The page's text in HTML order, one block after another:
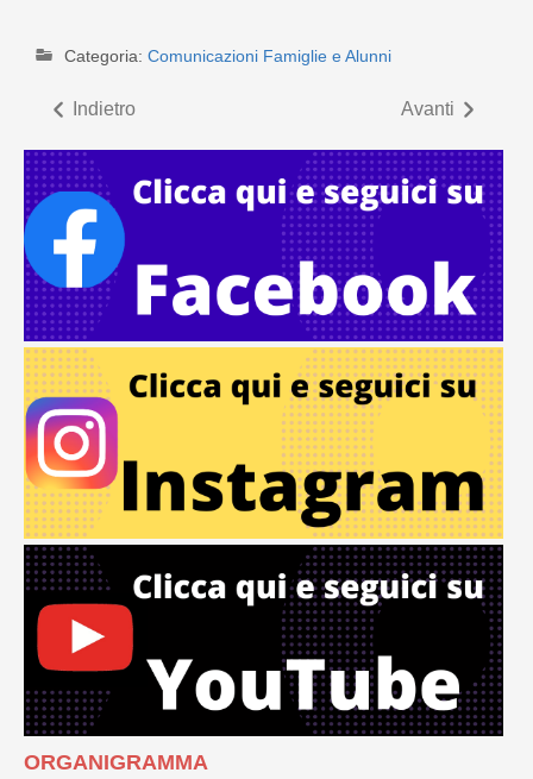
ORGANIGRAMMA
Categoria: Comunicazioni Famiglie e Alunni
Indietro Avanti